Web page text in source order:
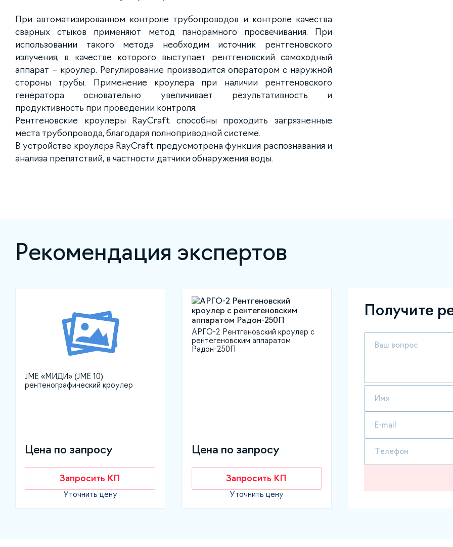
При автоматизированном контроле трубопроводов и контроле качества
сварных стыков применяют метод панорамного просвечивания. При
использовании такого метода необходим источник рентгеновского
излучения, в качестве которого выступает рентгеновский самоходный
аппарат – кроулер. Регулирование производится оператором с наружной
стороны трубы. Применение кроулера при наличии рентгеновского
генератора основательно увеличивает результативность и
продуктивность при проведении контроля.
Рентгеновские кроулеры RayCraft способны проходить загрязненные
места трубопровода, благодаря полноприводной системе.
В устройстве кроулера RayCraft предусмотрена функция распознавания и
анализа препятствий, в частности датчики обнаружения воды.
Рекомендация экспертов
JME «МИДИ» (JME 10)
рентенографический кроулер
Цена по запросу
Запросить КП
Уточнить цену
АРГО-2 Рентгеновский кроулер с
рентегеновским аппаратом
Радон-250П
Цена по запросу
Запросить КП
Уточнить цену
Получите